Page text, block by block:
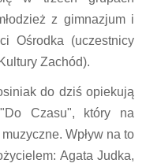
z gimnazjum i
Ośrodka (uczestnicy
Zachód).
do dziś opiekują
Czasu", który na
Wpływ na to
Agata Judka,